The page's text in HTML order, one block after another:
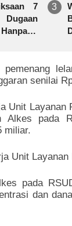
7
senilai
Unit Layanan
Alkes pada
miliar.
Unit Layanan
pada
dan